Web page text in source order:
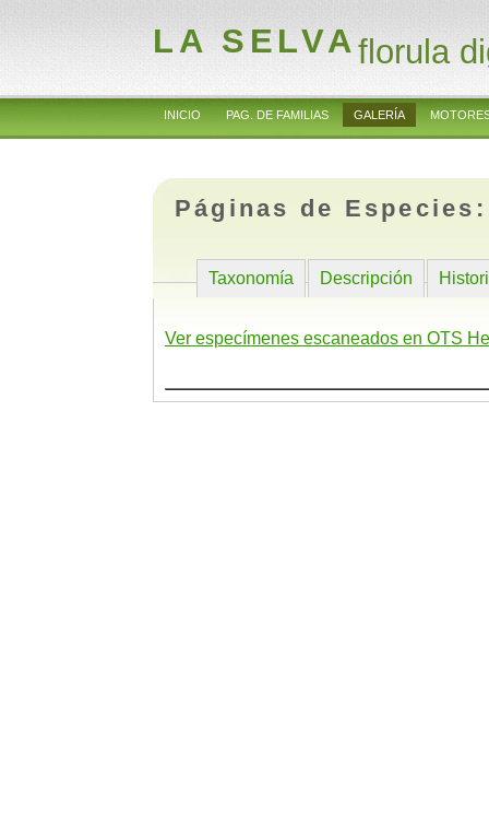
LA SELVAflorula
INICIO PAG. DE FAMILIAS GALERÍA
Páginas de
Taxonomía Descripción
Ver especímenes escaneados en OTS